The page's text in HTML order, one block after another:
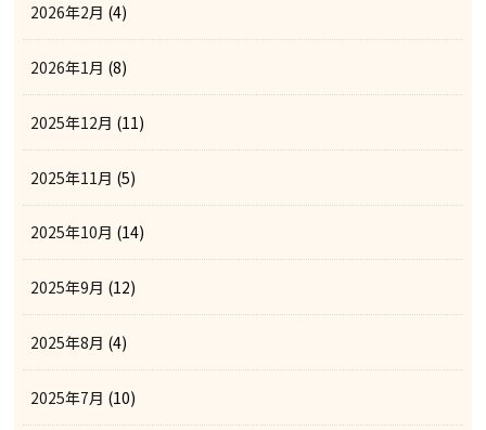
2026年2月 (4)
2026年1月 (8)
2025年12月 (11)
2025年11月 (5)
2025年10月 (14)
2025年9月 (12)
2025年8月 (4)
2025年7月 (10)